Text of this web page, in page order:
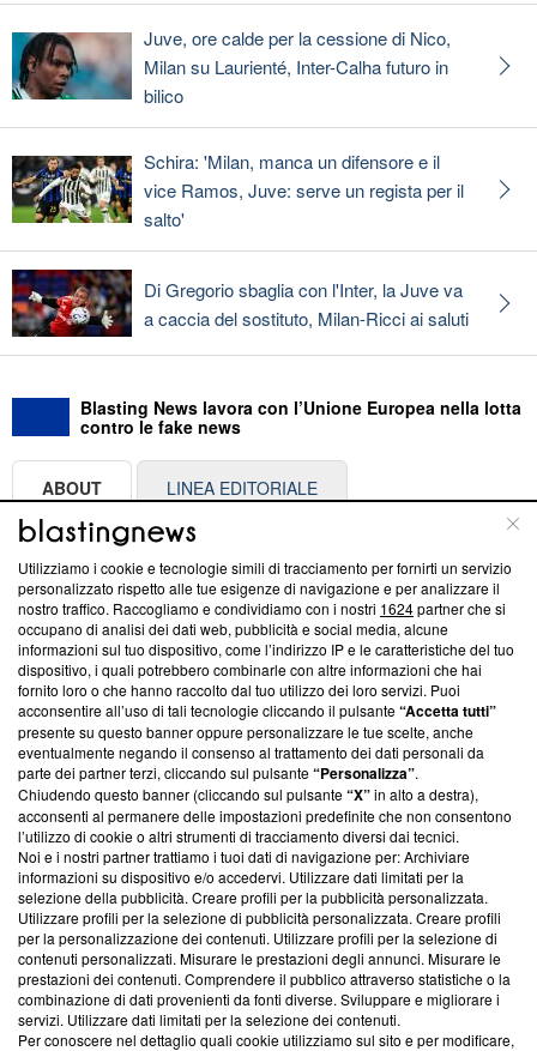
Juve, ore calde per la cessione di Nico,
Milan su Laurienté, Inter-Calha futuro in
bilico
Schira: 'Milan, manca un difensore e il
vice Ramos, Juve: serve un regista per il
salto'
Di Gregorio sbaglia con l'Inter, la Juve va
a caccia del sostituto, Milan-Ricci ai saluti
Blasting News lavora con l’Unione Europea nella lotta
contro le fake news
ABOUT LINEA EDITORIALE
Questa sezione offre informazioni trasparenti su Blasting
News, sui nostri processi editoriali e su come ci impegniamo a
creare news di qualità. Inoltre, afferma la nostra aderenza a
‘Trust Project - News with Integrity’Blasting News non è
ancora membro del programma, ma ha richiesto di farne
parte; Trust Project non ha ancora effettuato una verifica di
conformità agli standard.
Su di noi
Team editoriale
Corporate
Redazione
Informativa Privacy
Cookie Policy
Blasting SA, IDI CHE-247.845.224, Via Carlo Frasca, 3 - 6900
Lugano (Svizzera) Tel:+39 0690258937
Utilizziamo i cookie e tecnologie simili di tracciamento per fornirti un servizio
personalizzato rispetto alle tue esigenze di navigazione e per analizzare il
nostro traffico. Raccogliamo e condividiamo con i nostri 1624partner che si
occupano di analisi dei dati web, pubblicità e social media, alcune
informazioni sul tuo dispositivo, come l’indirizzo IP e le caratteristiche del tuo
dispositivo, i quali potrebbero combinarle con altre informazioni che hai
fornito loro o che hanno raccolto dal tuo utilizzo dei loro servizi. Puoi
acconsentire all’uso di tali tecnologie cliccando il pulsante“Accetta tutti”
presente su questo banner oppure personalizzare le tue scelte, anche
eventualmente negando il consenso al trattamento dei dati personali da
parte dei partner terzi, cliccando sul pulsante“Personalizza”.
Chiudendo questo banner (cliccando sul pulsante“X”in alto a destra),
acconsenti al permanere delle impostazioni predefinite che non consentono
l’utilizzo di cookie o altri strumenti di tracciamento diversi dai tecnici.
Noi e i nostri partner trattiamo i tuoi dati di navigazione per: Archiviare
informazioni su dispositivo e/o accedervi. Utilizzare dati limitati per la
selezione della pubblicità. Creare profili per la pubblicità personalizzata.
Utilizzare profili per la selezione di pubblicità personalizzata. Creare profili
per la personalizzazione dei contenuti. Utilizzare profili per la selezione di
contenuti personalizzati. Misurare le prestazioni degli annunci. Misurare le
prestazioni dei contenuti. Comprendere il pubblico attraverso statistiche o la
combinazione di dati provenienti da fonti diverse. Sviluppare e migliorare i
servizi. Utilizzare dati limitati per la selezione dei contenuti.
Per conoscere nel dettaglio quali cookie utilizziamo sul sito e per modificare,